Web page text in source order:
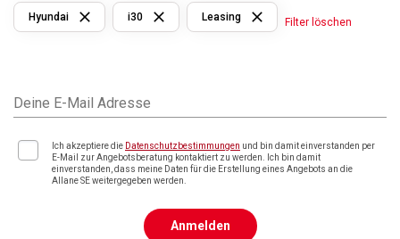
Hyundai i30 Leasing Filter löschen
Deine E-Mail Adresse
Ich akzeptiere die Datenschutzbestimmungen und bin damit einverstanden per
E-Mail zur Angebotsberatung kontaktiert zu werden. Ich bin damit
einverstanden, dass meine Daten für die Erstellung eines Angebots an die
Allane SE weitergegeben werden.
Anmelden